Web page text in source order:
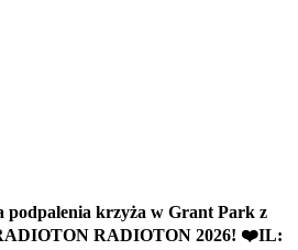
podpalenia krzyża w Grant Park z
RADIOTON 2026! ❤️IL: